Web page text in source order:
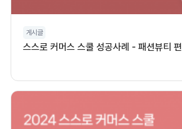
게시글
스스로 커머스 스쿨 성공사례 - 패션뷰티 편